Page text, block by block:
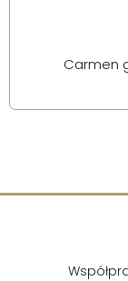
Carmen